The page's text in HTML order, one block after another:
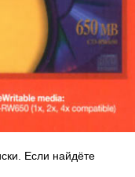
Если найдёте